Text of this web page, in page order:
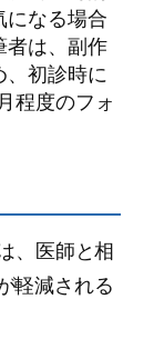
になる場合
者は、副作
、初診時に
程度のフォ
、医師と相
軽減される